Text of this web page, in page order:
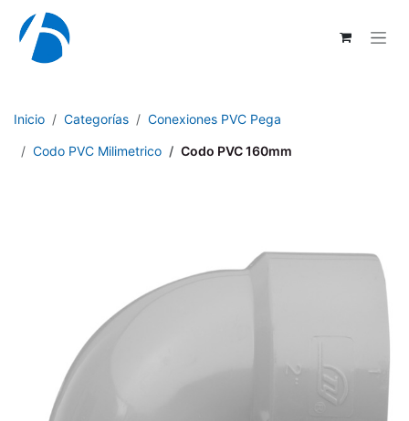
Ir al contenido
Inicio Categorías Conexiones PVC Pega
Codo PVC Milimetrico Codo PVC 160mm